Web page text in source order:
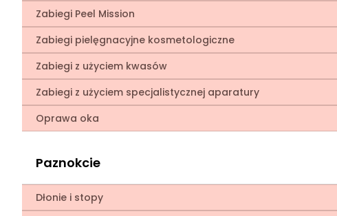
Zabiegi Peel Mission
Zabiegi pielęgnacyjne kosmetologiczne
Zabiegi z użyciem kwasów
Zabiegi z użyciem specjalistycznej aparatury
Oprawa oka
Paznokcie
Dłonie i stopy